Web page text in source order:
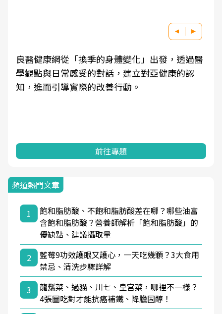
良醫健康網從「換季的身體變化」出發，透過醫
學觀點與日常感受的對話，建立對亞健康的認
知，進而引導實際的改善行動。
前往專題
頻道熱門文章
1
飽和脂肪酸、不飽和脂肪酸差在哪？哪些油富
含飽和脂肪酸？營養師解析「飽和脂肪酸」的
優缺點、建議攝取量
2
藍莓9功效護眼又護心，一天吃幾顆？3大食用
禁忌、清洗步驟詳解
3
龍鬚菜、過貓、川七、皇宮菜，哪裡不一樣？
4張圖吃對才能抗癌補鐵、降膽固醇！